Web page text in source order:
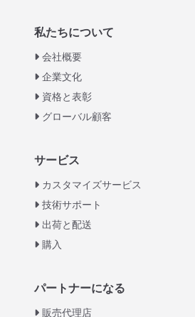
私たちについて
会社概要
企業文化
資格と表彰
グローバル顧客
サービス
カスタマイズサービス
技術サポート
出荷と配送
購入
パートナーになる
販売代理店
Thai
Turkish
Swahili
Urdu
Greek
Italian